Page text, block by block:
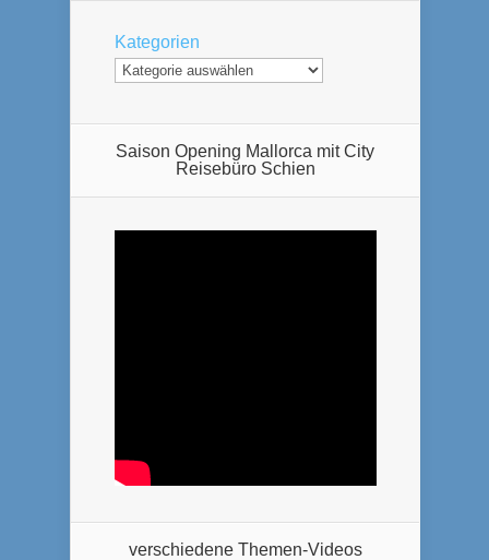
Kategorien
Saison Opening Mallorca mit City
Reisebüro Schien
verschiedene Themen-Videos